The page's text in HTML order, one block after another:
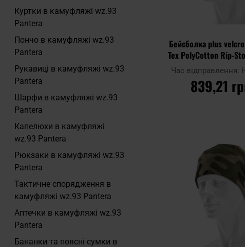
Куртки в камуфляжі wz.93
Pantera
Пончо в камуфляжі wz.93
Pantera
Рукавиці в камуфляжі wz.93
Pantera
Шарфи в камуфляжі wz.93
Pantera
Капелюхи в камуфляжі
wz.93 Pantera
Рюкзаки в камуфляжі wz.93
Pantera
Тактичне спорядження в
камуфляжі wz.93 Pantera
Аптечки в камуфляжі wz.93
Pantera
Бананки та поясні сумки в
Бейсболка plus
Tex PolyCotton Rip-
Pantera PL
Час відправлення:
839,21